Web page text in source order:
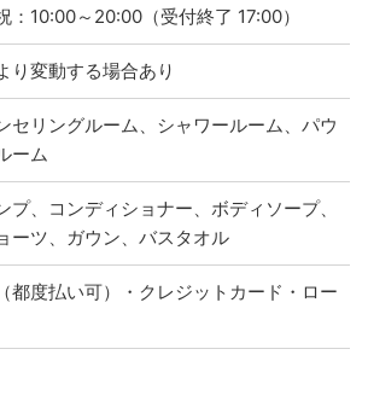
：10:00～20:00（受付終了 17:00）
り変動する場合あり
セリングルーム、シャワールーム、パウ
ーム
プ、コンディショナー、ボディソープ、
ーツ、ガウン、バスタオル
都度払い可）・クレジットカード・ロー